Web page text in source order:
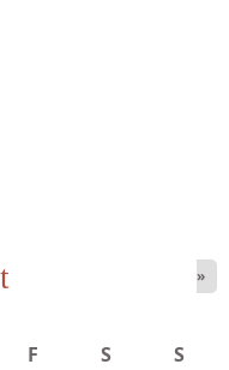
»
F S
S